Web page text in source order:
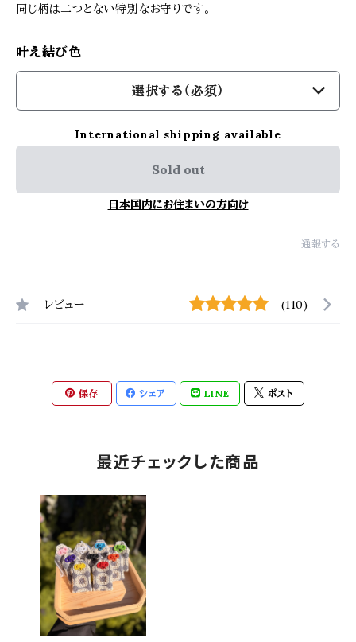
同じ柄は二つとない特別なお守りです。
叶え結び色
選択する（必須）
International shipping available
Sold out
日本国内にお住まいの方向け
通報する
レビュー (110)
保存 シェア LINE ポスト
最近チェックした商品